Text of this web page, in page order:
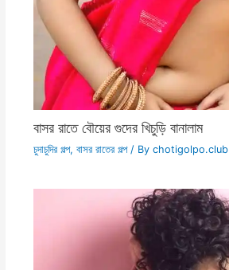
বাসর রাতে বৌয়ের গুদের খিচুড়ি বানালাম
চুদাচুদির গল্প, বাসর রাতের গল্প/ By chotigolpo.club